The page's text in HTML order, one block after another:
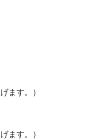
ます。）
ます。）